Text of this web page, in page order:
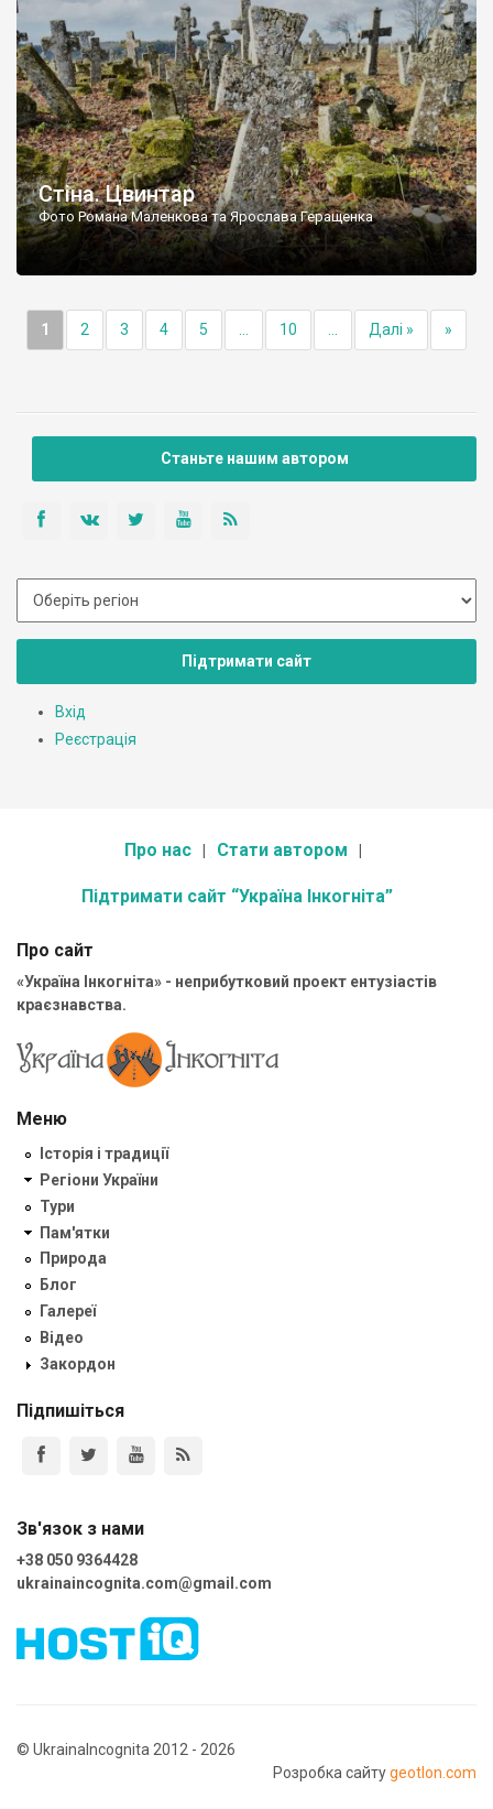
Стіна. Цвинтар
Фото Романа Маленкова та Ярослава Геращенка
1 2 3 4 5 10 Далі » »
Станьте нашим автором
Підтримати сайт
Вхід
Реєстрація
Про нас Стати автором
Підтримати сайт “Україна Інкогніта”
Про сайт
«Україна Інкогніта» - неприбутковий проект ентузіастів
краєзнавства.
Меню
Історія і традиції
Регіони України
Тури
Пам'ятки
Природа
Блог
Галереї
Відео
Закордон
Підпишіться
Зв'язок з нами
+38 050 9364428
ukrainaincognita.com@gmail.com
© UkrainaIncognita 2012 - 2026
Розробка сайтуgeotlon.com